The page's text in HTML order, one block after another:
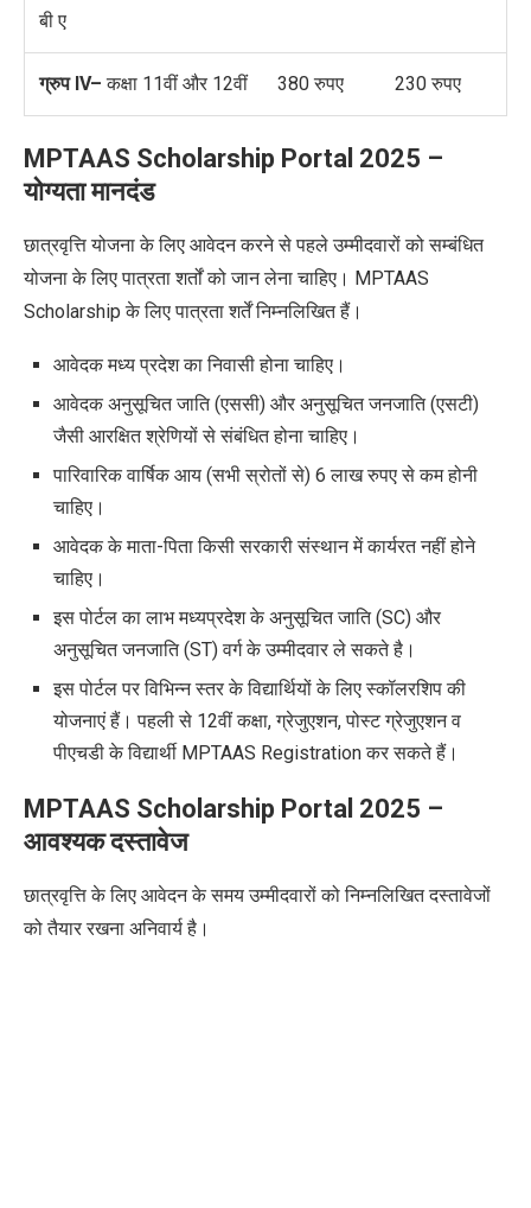
बी ए
ग्रुप IV– कक्षा 11वीं और 12वीं 380 रुपए 230 रुपए
MPTAAS Scholarship Portal 2025 –
योग्यता मानदंड
छात्रवृत्ति योजना के लिए आवेदन करने से पहले उम्मीदवारों को सम्बंधित
योजना के लिए पात्रता शर्तों को जान लेना चाहिए। MPTAAS
Scholarship के लिए पात्रता शर्तें निम्नलिखित हैं।
आवेदक मध्य प्रदेश का निवासी होना चाहिए।
आवेदक अनुसूचित जाति (एससी) और अनुसूचित जनजाति (एसटी)
जैसी आरक्षित श्रेणियों से संबंधित होना चाहिए।
पारिवारिक वार्षिक आय (सभी स्रोतों से) 6 लाख रुपए से कम होनी
चाहिए।
आवेदक के माता-पिता किसी सरकारी संस्थान में कार्यरत नहीं होने
चाहिए।
इस पोर्टल का लाभ मध्यप्रदेश के अनुसूचित जाति (SC) और
अनुसूचित जनजाति (ST) वर्ग के उम्मीदवार ले सकते है।
इस पोर्टल पर विभिन्न स्तर के विद्यार्थियों के लिए स्कॉलरशिप की
योजनाएं हैं। पहली से 12वीं कक्षा, ग्रेजुएशन, पोस्ट ग्रेजुएशन व
पीएचडी के विद्यार्थी MPTAAS Registration कर सकते हैं।
MPTAAS Scholarship Portal 2025 –
आवश्यक दस्तावेज
छात्रवृत्ति के लिए आवेदन के समय उम्मीदवारों को निम्नलिखित दस्तावेजों
को तैयार रखना अनिवार्य है।